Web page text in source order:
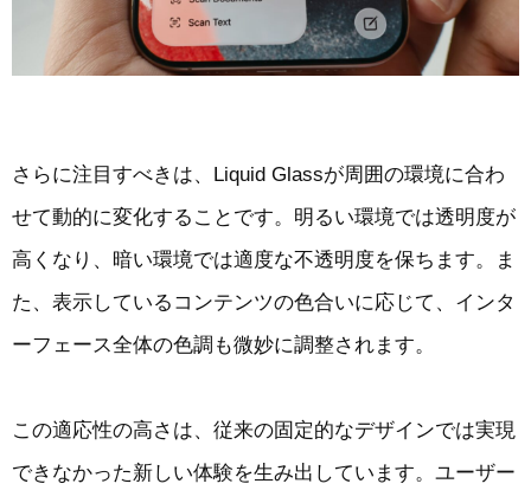
さらに注目すべきは、Liquid Glassが周囲の環境に合わ
せて動的に変化することです。明るい環境では透明度が
高くなり、暗い環境では適度な不透明度を保ちます。ま
た、表示しているコンテンツの色合いに応じて、インタ
ーフェース全体の色調も微妙に調整されます。
この適応性の高さは、従来の固定的なデザインでは実現
できなかった新しい体験を生み出しています。ユーザー